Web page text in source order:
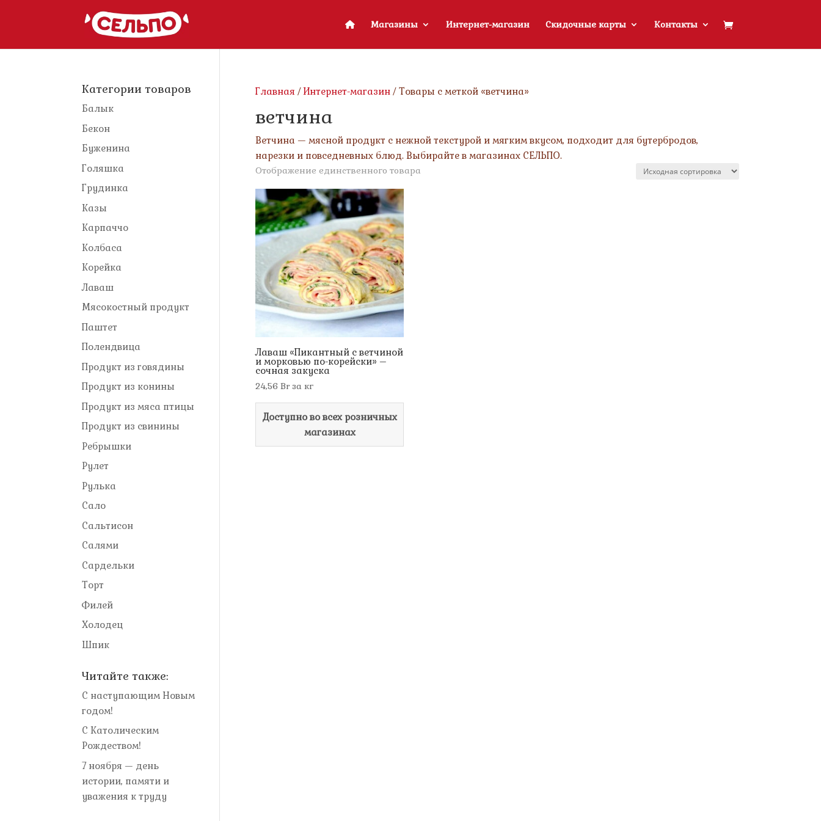
Магазины Интернет-магазин Скидочные карты Контакты
Главная /Интернет-магазин/ Товары с меткой «ветчина»
ветчина
Ветчина — мясной продукт с нежной текстурой и мягким вкусом, подходит для бутербродов,
нарезки и повседневных блюд. Выбирайте в магазинах СЕЛЬПО.
Отображение единственного товара
Лаваш «Пикантный с ветчиной
и морковью по-корейски» –
сочная закуска
24,56 Brза кг
Доступно во всех розничных
магазинах
Категории товаров
Балык
Бекон
Буженина
Голяшка
Грудинка
Казы
Карпаччо
Колбаса
Корейка
Лаваш
Мясокостный продукт
Паштет
Полендвица
Продукт из говядины
Продукт из конины
Продукт из мяса птицы
Продукт из свинины
Ребрышки
Рулет
Рулька
Сало
Сальтисон
Салями
Сардельки
Торт
Филей
Холодец
Шпик
Читайте также:
С наступающим Новым
годом!
С Католическим
Рождеством!
7 ноября — день
истории, памяти и
уважения к труду